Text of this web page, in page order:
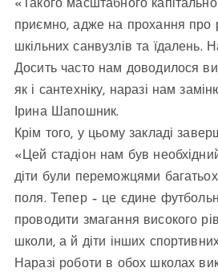
«Такого масштабного
приємно, адже на прохання про
шкільних санвузлів та їдалень.
Досить часто нам доводилося
як і сантехніку, наразі нам
Ірина Шапошник.
Крім того, у цьому закладі
«Цей стадіон нам був
діти були переможцями
поля. Тепер – це єдине
проводити змагання високого
школи, а й діти інших
Наразі роботи в обох школах